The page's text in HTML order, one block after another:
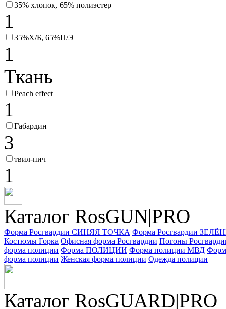
35% хлопок, 65% полиэстер
1
35%Х/Б, 65%П/Э
1
Ткань
Peach effect
1
Габардин
3
твил-пич
1
Каталог RosGUN|PRO
Форма Росгвардии СИНЯЯ ТОЧКА Форма Росгвардии
Костюмы Горка Офисная форма Росгвардии Погоны
форма полиции Форма ПОЛИЦИИ Форма полиции МВД
форма полиции Женская форма полиции Одежда полиции
Каталог RosGUARD|PRO